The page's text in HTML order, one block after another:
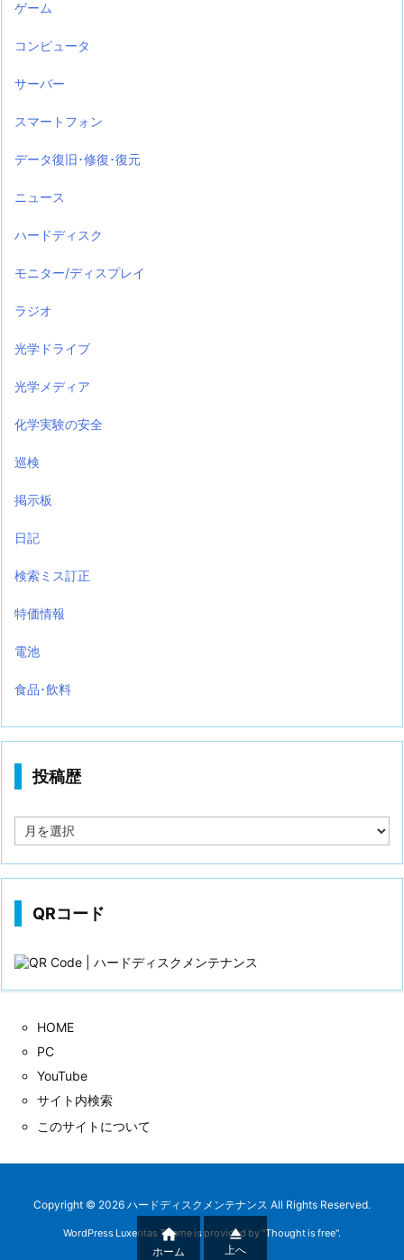
ゲーム
コンピュータ
サーバー
スマートフォン
データ復旧･修復･復元
ニュース
ハードディスク
モニター/ディスプレイ
ラジオ
光学ドライブ
光学メディア
化学実験の安全
巡検
掲示板
日記
検索ミス訂正
特価情報
電池
食品･飲料
投稿歴
稿
QRコード
HOME
PC
YouTube
サイト内検索
このサイトについて
Copyright © 2026 ハードディスクメンテナンス All Rights Reserved.
WordPress Luxeritas Theme is provided by "Thought is free".

ホーム

上へ